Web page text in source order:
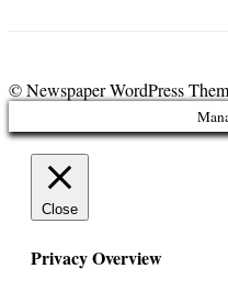
© Newspaper WordPress
Close
Privacy Overview